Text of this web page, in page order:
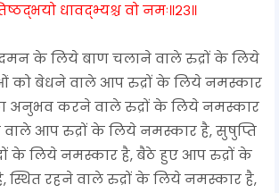
धावद्भ्यश्च वो नमः॥२३॥
दमन के लिये बाण चलाने वाले रुद्रों के लिये
को बेधने वाले आप रुद्रों के लिये नमस्कार
अनुभव करने वाले रुद्रों के लिये नमस्कार
वाले आप रुद्रों के लिये नमस्कार है, सुषुप्ति
के लिये नमस्कार है, बैठे हुए आप रुद्रों के
स्थित रहने वाले रुद्रों के लिये नमस्कार है,